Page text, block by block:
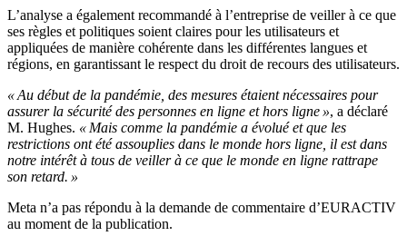
L’analyse a également recommandé à l’entreprise de veiller à ce que
ses règles et politiques soient claires pour les utilisateurs et
appliquées de manière cohérente dans les différentes langues et
régions, en garantissant le respect du droit de recours des utilisateurs.
« Au début de la pandémie, des mesures étaient nécessaires pour
assurer la sécurité des personnes en ligne et hors ligne », a déclaré
M. Hughes. « Mais comme la pandémie a évolué et que les
restrictions ont été assouplies dans le monde hors ligne, il est dans
notre intérêt à tous de veiller à ce que le monde en ligne rattrape
son retard. »
Meta n’a pas répondu à la demande de commentaire d’EURACTIV
au moment de la publication.